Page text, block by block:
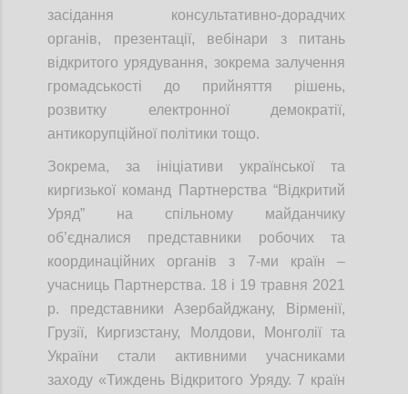
засідання консультативно-дорадчих
органів, презентації, вебінари з питань
відкритого урядування, зокрема залучення
громадськості до прийняття рішень,
розвитку електронної демократії,
антикорупційної політики тощо.
Зокрема, за ініціативи української та
киргизької команд Партнерства “Відкритий
Уряд” на спільному майданчику
об’єдналися представники робочих та
координаційних органів з 7-ми країн –
учасниць Партнерства. 18 і 19 травня 2021
р. представники Азербайджану, Вірменії,
Грузії, Киргизстану, Молдови, Монголії та
України стали активними учасниками
заходу «Тиждень Відкритого Уряду. 7 країн